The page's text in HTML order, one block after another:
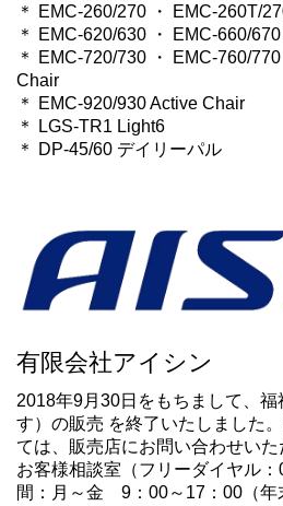
＊ EMC-260/270 ・ EMC-260T/
＊ EMC-620/630 ・ EMC-660/
＊ EMC-720/730 ・ EMC-760/
Chair
＊ EMC-920/930 Active Chair
＊ LGS-TR1 Light6
＊ DP-45/60 デイリーパル
有限会社アイシン
2018年9月30日をもちまして、
す）の販売 を終了いたしました
ては、販売店にお問い合わせい
お客様相談室（フリーダイヤル
間：月～金 9：00～17：00（年